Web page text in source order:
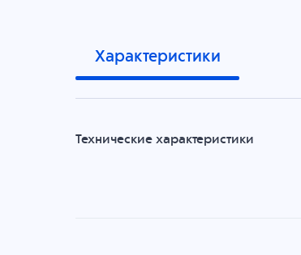
Характеристики
Технические характеристики